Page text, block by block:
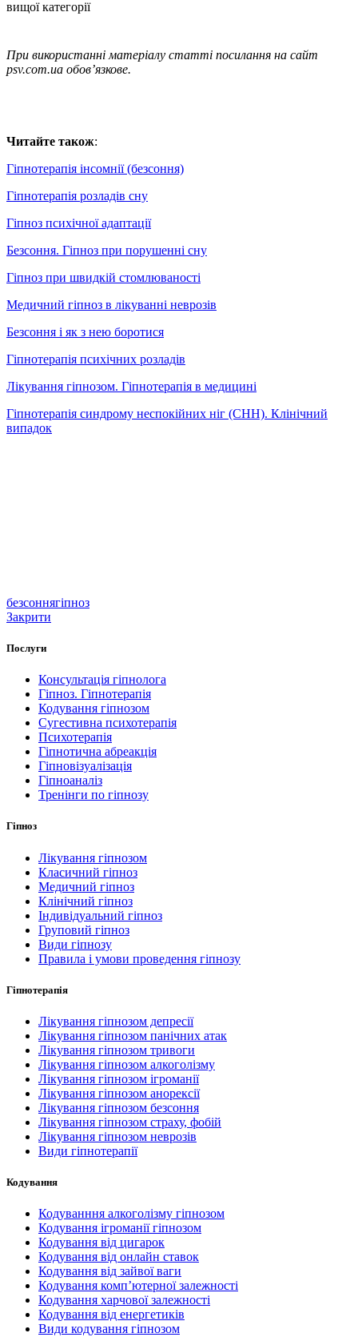
вищої категорії
При використанні матеріалу статті посилання на сайт
psv.com.ua обов’язкове.
Читайте також:
Гіпнотерапія інсомнії (безсоння)
Гіпнотерапія розладів сну
Гіпноз психічної адаптації
Безсоння. Гіпноз при порушенні сну
Гіпноз при швидкій стомлюваності
Медичний гіпноз в лікуванні неврозів
Безсоння і як з нею боротися
Гіпнотерапія психічних розладів
Лікування гіпнозом. Гіпнотерапія в медицині
Гіпнотерапія синдрому неспокійних ніг (СНН). Клінічний
випадок
безсоннягіпноз
Закрити
Послуги
Консультація гіпнолога
Гіпноз. Гіпнотерапія
Кодування гіпнозом
Сугестивна психотерапія
Психотерапія
Гіпнотична абреакція
Гіпновізуалізація
Гіпноаналіз
Тренінги по гіпнозу
Гіпноз
Лікування гіпнозом
Класичний гіпноз
Медичний гіпноз
Клінічний гіпноз
Індивідуальний гіпноз
Груповий гіпноз
Види гіпнозу
Правила і умови проведення гіпнозу
Гіпнотерапія
Лікування гіпнозом депресії
Лікування гіпнозом панічних атак
Лікування гіпнозом тривоги
Лікування гіпнозом алкоголізму
Лікування гіпнозом ігроманії
Лікування гіпнозом анорексії
Лікування гіпнозом безсоння
Лікування гіпнозом страху, фобій
Лікування гіпнозом неврозів
Види гіпнотерапії
Кодування
Кодуванння алкоголізму гіпнозом
Кодування ігроманії гіпнозом
Кодування від цигарок
Кодування від онлайн ставок
Кодування від зайвої ваги
Кодування комп’ютерної залежності
Кодування харчової залежності
Кодування від енергетиків
Види кодування гіпнозом